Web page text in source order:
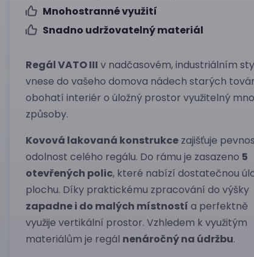
Mnohostranné využití
Snadno udržovatelný materiál
Regál VATO III v nadčasovém, industriálním
vnese do vašeho domova nádech starých
obohatí interiér o úložný prostor využitelný
způsoby.
Kovová lakovaná konstrukce zajišťuje
odolnost celého regálu. Do rámu je zasazeno 5
otevřených polic, které nabízí dostatečnou
plochu. Díky praktickému zpracování do výšky
zapadne i do malých místností a perfektně
využije vertikální prostor. Vzhledem k využitým
materiálům je regál nenáročný na údržbu.